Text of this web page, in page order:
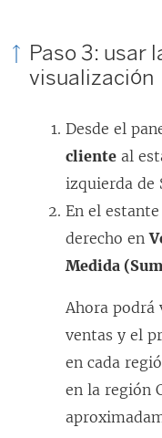
Paso 3: usar
visualización
Desde el
cliente al
izquierda de
En el
derecho en
Medida
Ahora podrá
ventas y el
en cada
en la región